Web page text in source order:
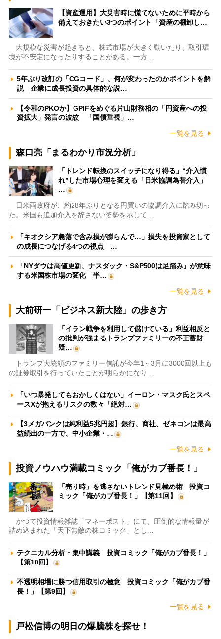
【資産運用】大災害時に慌てないために平時から
備えておきたい3つのポイント「資産の棚卸し…
大規模な災害が起きると、株式市場が大きく動いたり、取引環
境が不安定になったりすることがある。一方…
5年ぶり改訂の「CGコード」、何が変わったのかポイントを解
説 企業に成長投資の具体的な説…
【令和のPKOか】GPIFをめぐる片山財務相の「円資産への投
資拡大」発言の波紋 「国債重視」…
一覧を見る
森口亮「まるわかり市況分析」
「トレンド転換のスイッチになり得る」“介入慣
れ”した市場心理を変える「日米協調為替介入」
…
日米両政府が、約28年ぶりとなる円買いの協調介入に踏み切っ
た。米国も追加介入を辞さない姿勢を示して…
「キオクシア急落で含み損が膨らんで…」損失を投資家として
の成長につなげる4つの視点 …
「NYダウは高値更新、ナスダック・S&P500は足踏み」が意味
する米国株市場の変化 半…
一覧を見る
大前研一「ビジネス新大陸」の歩き方
「イラン戦争を利用して儲けている」利益相反と
の批判が強まるトランプファミリーの不正蓄財
疑…
トランプ大統領のファミリー信託が今年1～3月に3000回以上も
の証券取引を行っていたことが明らかになり…
「いつ暴発してもおかしくはない」イーロン・マスク氏とスペ
ースXが抱えるリスクの数々「絶対…
【3メガバンクは純利益5兆円超】銀行、商社、ゼネコンは最高
益続出の一方で、中小企業・…
一覧を見る
投資ノウハウ満載コミック「俺がカブ番長！」
「売り時」を逃さないトレンド見極め術 投資コ
ミック「俺がカブ番長！」【第11回】
かつて投資情報雑誌「マネーポスト」にて、圧倒的な情報量が
詰め込まれた「天下無敵の株コミック」とし…
テクニカル分析・集中講義 投資コミック「俺がカブ番長！」
【第10回】
不透明相場に勝つ信用取引の極意 投資コミック「俺がカブ番
長！」【第9回】
一覧を見る
戸松信博の明日の爆騰株を探せ！